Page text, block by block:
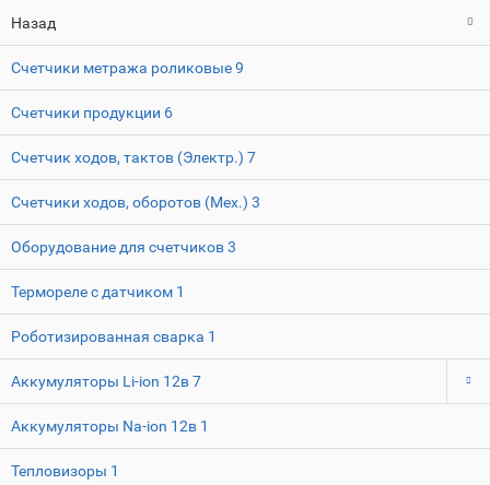
Назад
Счетчики метража роликовые9
Счетчики продукции 6
Счетчик ходов, тактов (Электр.) 7
Счетчики ходов, оборотов (Мех.) 3
Оборудование для счетчиков3
Термореле с датчиком 1
Роботизированная сварка 1
Аккумуляторы Li-ion 12в7
Аккумуляторы Na-ion 12в 1
Тепловизоры 1